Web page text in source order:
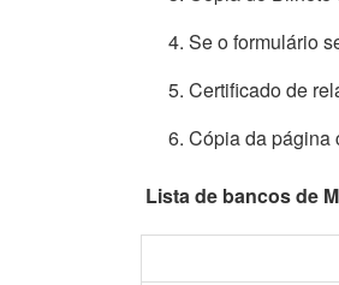
Se o formulário
Certificado de
Cópia da página
Lista de bancos de